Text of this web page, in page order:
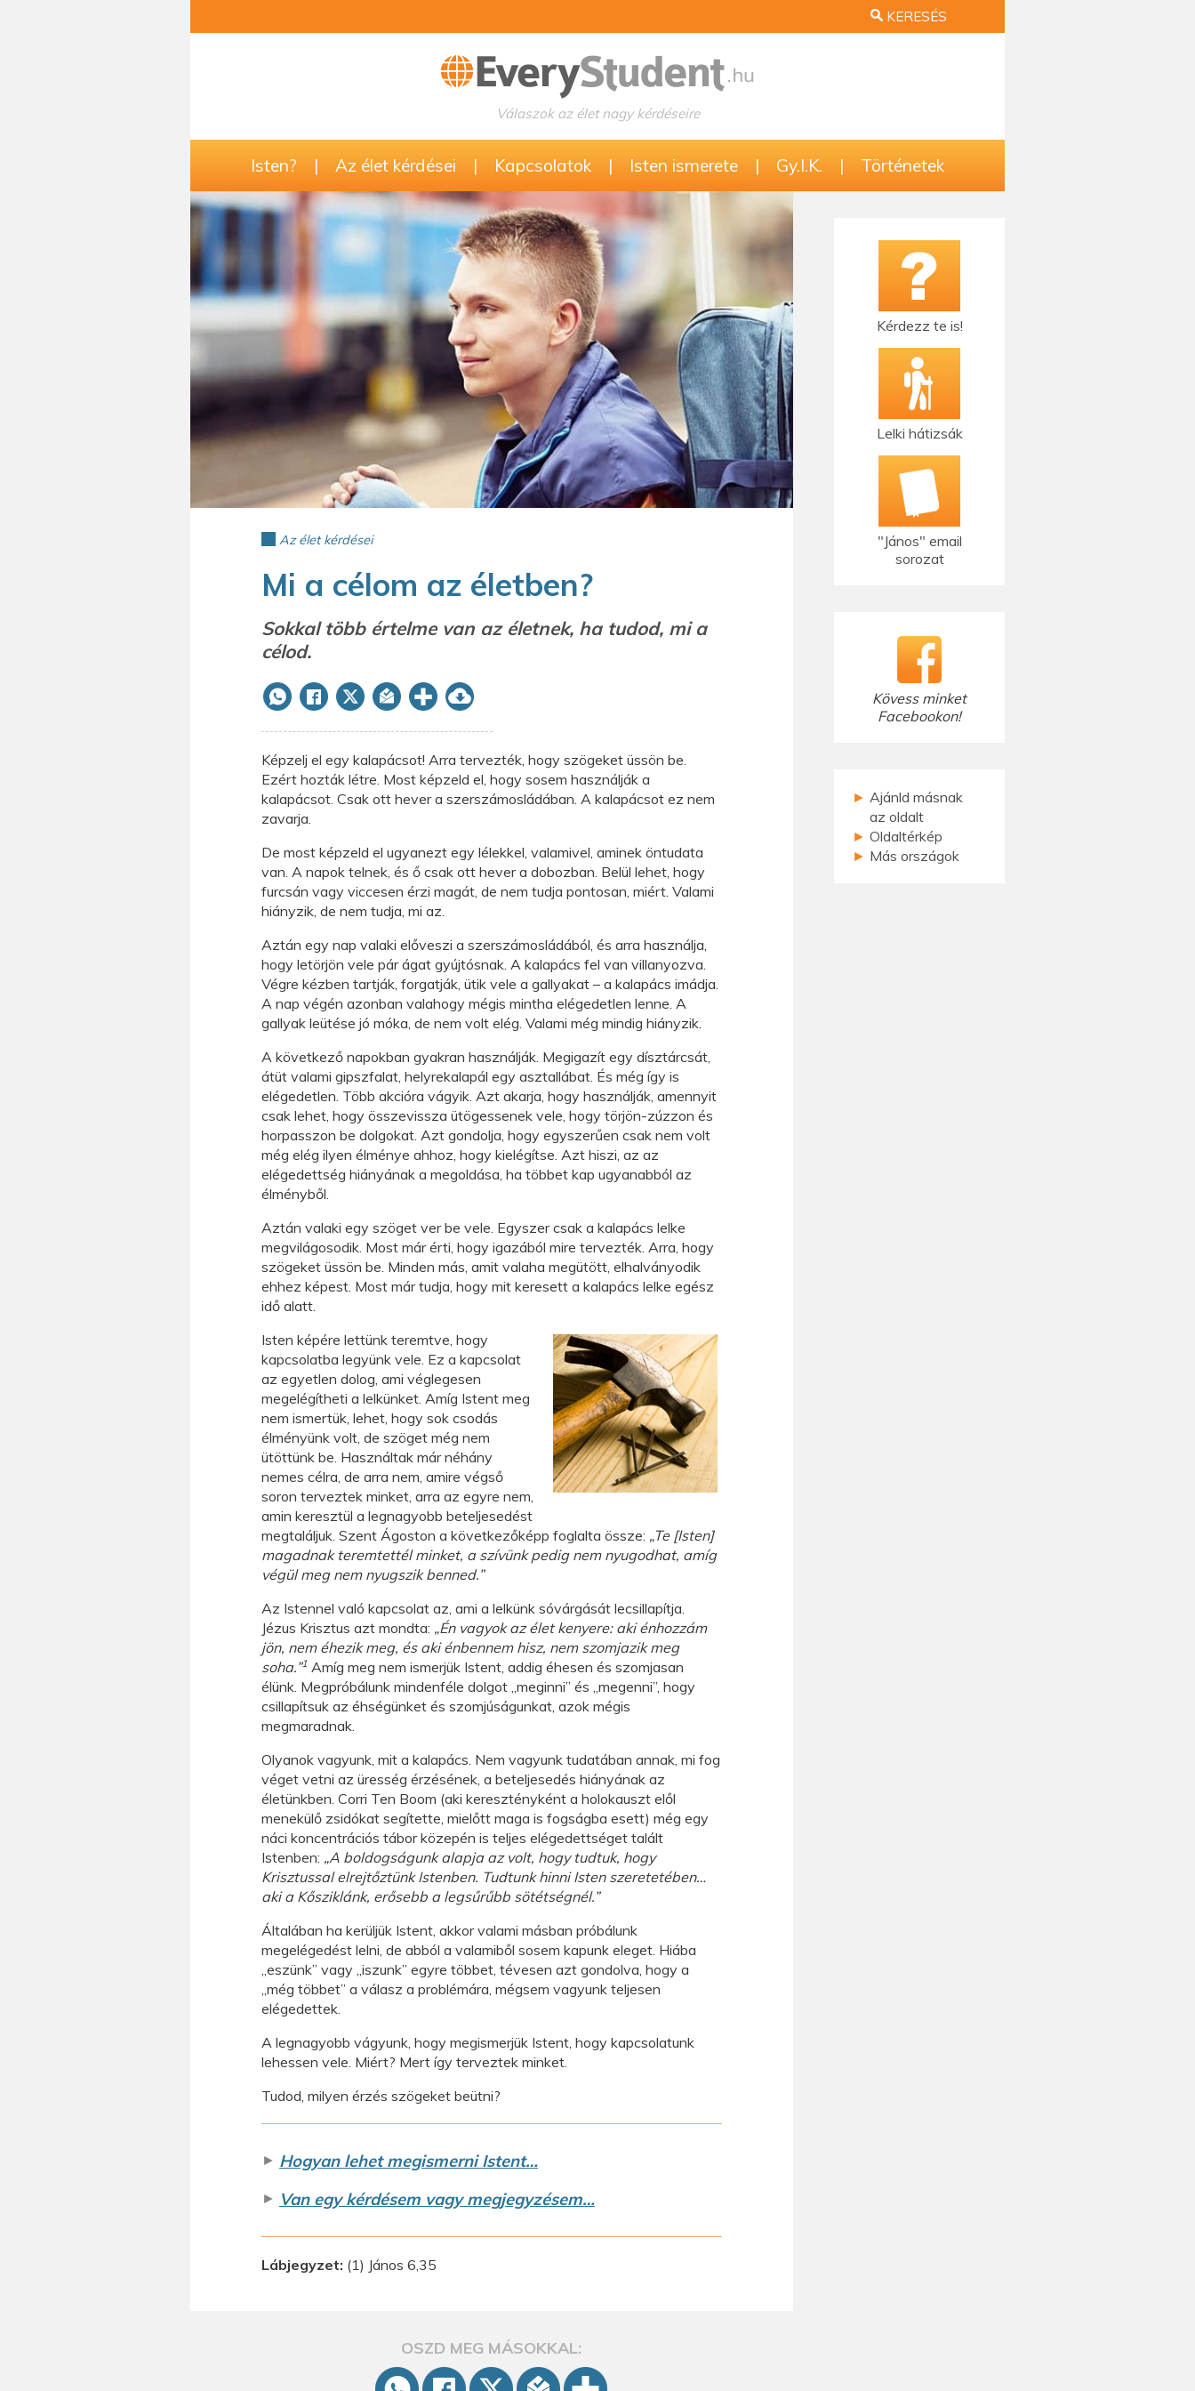
KERESÉS
Válaszok az élet nagy kérdéseire
Isten? | Az élet kérdései | Kapcsolatok | Isten ismerete | Gy.I.K. | Történetek
Az élet kérdései
Mi a célom az életben?
Sokkal több értelme van az életnek, ha tudod, mi a
célod.
Képzelj el egy kalapácsot! Arra tervezték, hogy szögeket üssön be.
Ezért hozták létre. Most képzeld el, hogy sosem használják a
kalapácsot. Csak ott hever a szerszámosládában. A kalapácsot ez nem
zavarja.
De most képzeld el ugyanezt egy lélekkel, valamivel, aminek öntudata
van. A napok telnek, és ő csak ott hever a dobozban. Belül lehet, hogy
furcsán vagy viccesen érzi magát, de nem tudja pontosan, miért. Valami
hiányzik, de nem tudja, mi az.
Aztán egy nap valaki előveszi a szerszámosládából, és arra használja,
hogy letörjön vele pár ágat gyújtósnak. A kalapács fel van villanyozva.
Végre kézben tartják, forgatják, ütik vele a gallyakat – a kalapács imádja.
A nap végén azonban valahogy mégis mintha elégedetlen lenne. A
gallyak leütése jó móka, de nem volt elég. Valami még mindig hiányzik.
A következő napokban gyakran használják. Megigazít egy dísztárcsát,
átüt valami gipszfalat, helyrekalapál egy asztallábat. És még így is
elégedetlen. Több akcióra vágyik. Azt akarja, hogy használják, amennyit
csak lehet, hogy összevissza ütögessenek vele, hogy törjön-zúzzon és
horpasszon be dolgokat. Azt gondolja, hogy egyszerűen csak nem volt
még elég ilyen élménye ahhoz, hogy kielégítse. Azt hiszi, az az
elégedettség hiányának a megoldása, ha többet kap ugyanabból az
élményből.
Aztán valaki egy szöget ver be vele. Egyszer csak a kalapács lelke
megvilágosodik. Most már érti, hogy igazából mire tervezték. Arra, hogy
szögeket üssön be. Minden más, amit valaha megütött, elhalványodik
ehhez képest. Most már tudja, hogy mit keresett a kalapács lelke egész
idő alatt.
Isten képére lettünk teremtve, hogy
kapcsolatba legyünk vele. Ez a kapcsolat
az egyetlen dolog, ami véglegesen
megelégítheti a lelkünket. Amíg Istent meg
nem ismertük, lehet, hogy sok csodás
élményünk volt, de szöget még nem
ütöttünk be. Használtak már néhány
nemes célra, de arra nem, amire végső
soron terveztek minket, arra az egyre nem,
amin keresztül a legnagyobb beteljesedést
megtaláljuk. Szent Ágoston a következőképp foglalta össze: „Te [Isten]
magadnak teremtettél minket, a szívünk pedig nem nyugodhat, amíg
végül meg nem nyugszik benned.”
Az Istennel való kapcsolat az, ami a lelkünk sóvárgását lecsillapítja.
Jézus Krisztus azt mondta: „Én vagyok az élet kenyere: aki énhozzám
jön, nem éhezik meg, és aki énbennem hisz, nem szomjazik meg
soha.”1 Amíg meg nem ismerjük Istent, addig éhesen és szomjasan
élünk. Megpróbálunk mindenféle dolgot „meginni” és „megenni”, hogy
csillapítsuk az éhségünket és szomjúságunkat, azok mégis
megmaradnak.
Olyanok vagyunk, mit a kalapács. Nem vagyunk tudatában annak, mi fog
véget vetni az üresség érzésének, a beteljesedés hiányának az
életünkben. Corri Ten Boom (aki keresztényként a holokauszt elől
menekülő zsidókat segítette, mielőtt maga is fogságba esett) még egy
náci koncentrációs tábor közepén is teljes elégedettséget talált
Istenben: „A boldogságunk alapja az volt, hogy tudtuk, hogy
Krisztussal elrejtőztünk Istenben. Tudtunk hinni Isten szeretetében…
aki a Kősziklánk, erősebb a legsűrűbb sötétségnél.”
Általában ha kerüljük Istent, akkor valami másban próbálunk
megelégedést lelni, de abból a valamiből sosem kapunk eleget. Hiába
„eszünk” vagy „iszunk” egyre többet, tévesen azt gondolva, hogy a
„még többet” a válasz a problémára, mégsem vagyunk teljesen
elégedettek.
A legnagyobb vágyunk, hogy megismerjük Istent, hogy kapcsolatunk
lehessen vele. Miért? Mert így terveztek minket.
Tudod, milyen érzés szögeket beütni?
► Hogyan lehet megismerni Istent…
► Van egy kérdésem vagy megjegyzésem…
Lábjegyzet: (1) János 6,35
OSZD MEG MÁSOKKAL:
Kérdezz te is!
Lelki hátizsák
"János" email
sorozat
Kövess minket
Facebookon!
► Ajánld másnak
az oldalt
► Oldaltérkép
► Más országok